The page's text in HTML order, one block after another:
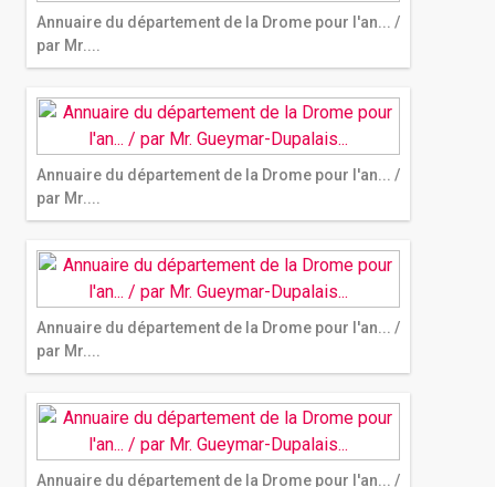
Annuaire du département de la Drome pour l'an... /
par Mr....
Annuaire du département de la Drome pour l'an... /
par Mr....
Annuaire du département de la Drome pour l'an... /
par Mr....
Annuaire du département de la Drome pour l'an... /